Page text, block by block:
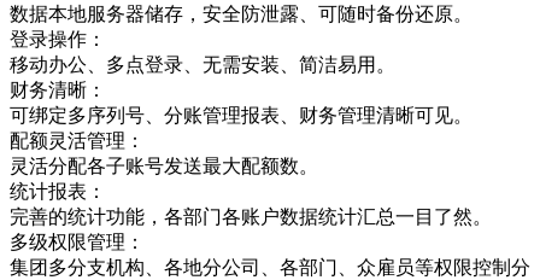
数据本地服务器储存，安全防泄露、可随时备份还原。
登录操作：
移动办公、多点登录、无需安装、简洁易用。
财务清晰：
可绑定多序列号、分账管理报表、财务管理清晰可见。
配额灵活管理：
灵活分配各子账号发送最大配额数。
统计报表：
完善的统计功能，各部门各账户数据统计汇总一目了然。
多级权限管理：
集团多分支机构、各地分公司、各部门、众雇员等权限控制分